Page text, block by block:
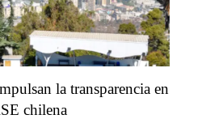
la transparencia en
chilena